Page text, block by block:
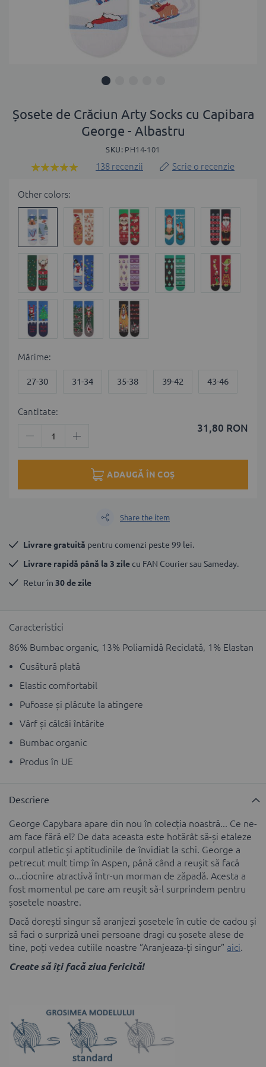
to
the
images
Șosete de Crăciun Arty Socks cu Capibara
George - Albastru
SKU PH14-101
Rating:
138 recenzii Scrie o recenzie
Other colors:
Мărime
27-30 31-34 35-38 39-42 43-46
31,80 RON
Cantitate:
ADAUGĂ ÎN COȘ
Share the item
Livrare gratuită pentru comenzi peste 99 lei.
Livrare rapidă până la 3 zile cu FAN Courier sau Sameday.
Retur în 30 de zile
Caracteristici
86% Bumbac organic, 13% Poliamidă Reciclată, 1% Elastan
Cusătură plată
Elastic comfortabil
Pufoase și plăcute la atingere
Vărf și călcâi întărite
Bumbac organic
Produs în UE
Descriere
George Capybara apare din nou în colecția noastră... Ce ne-
am face fără el? De data aceasta este hotărât să-și etaleze
corpul atletic și aptitudinile de învidiat la schi. George a
petrecut mult timp în Aspen, până când a reușit să facă
o...ciocnire atractivă într-un morman de zăpadă. Acesta a
fost momentul pe care am reușit să-l surprindem pentru
șosetele noastre.
Dacă dorești singur să aranjezi șosetele în cutie de cadou și
să faci o surpriză unei persoane dragi cu șosete alese de
tine, poți vedea cutiile noastre ”Aranjeaza-ți singur” aici.
Create să îți facă ziua fericită!